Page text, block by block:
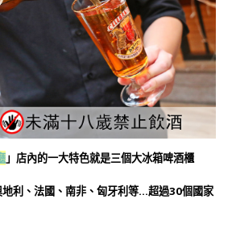
」店內的一大特色就是三個大冰箱啤酒櫃
利、法國、南非、匈牙利等…超過30個國家